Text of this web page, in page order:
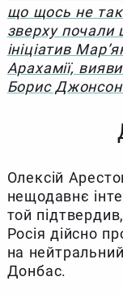
що щось не так
зверху почали
ініціатив
Арахамії,
Борис
Олексій
нещодавнє
той
Росія дійсно
на
Донбас.